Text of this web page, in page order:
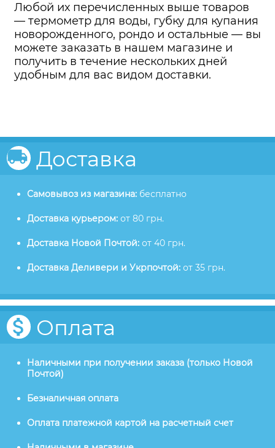
Любой их перечисленных выше товаров
— термометр для воды, губку для купания
новорожденного, рондо и остальные — вы
можете заказать в нашем магазине и
получить в течение нескольких дней
удобным для вас видом доставки.
Доставка
Самовывоз из магазина: бесплатно
Доставка курьером: от 80 грн.
Доставка Новой Почтой: от 40 грн.
Доставка Деливери и Укрпочтой: от 35 грн.
Оплата
Наличными при получении заказа (только Новой
Почтой)
Безналичная оплата
Оплата платежной картой на расчетный счет